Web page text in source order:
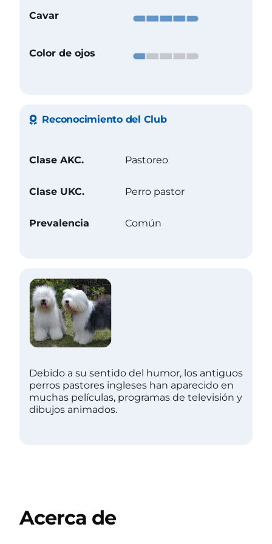
Cavar
Color de ojos
Reconocimiento del Club
Clase AKC. Pastoreo
Clase UKC. Perro pastor
Prevalencia Común
Debido a su sentido del humor, los antiguos
perros pastores ingleses han aparecido en
muchas películas, programas de televisión y
dibujos animados.
Acerca de